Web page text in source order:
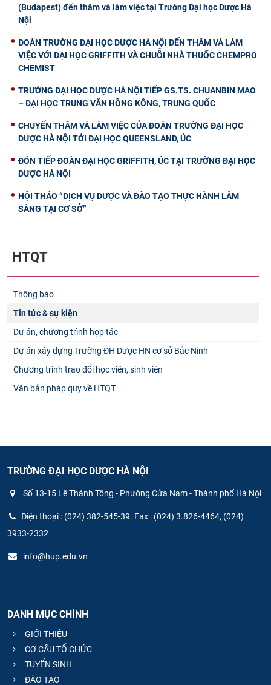
(Budapest) đến thăm và làm việc tại Trường Đại học Dược Hà
Nội
ĐOÀN TRƯỜNG ĐẠI HỌC DƯỢC HÀ NỘI ĐẾN THĂM VÀ LÀM
VIỆC VỚI ĐẠI HỌC GRIFFITH VÀ CHUỖI NHÀ THUỐC CHEMPRO
CHEMIST
TRƯỜNG ĐẠI HỌC DƯỢC HÀ NỘI TIẾP GS.TS. CHUANBIN MAO
– ĐẠI HỌC TRUNG VĂN HỒNG KÔNG, TRUNG QUỐC
CHUYẾN THĂM VÀ LÀM VIỆC CỦA ĐOÀN TRƯỜNG ĐẠI HỌC
DƯỢC HÀ NỘI TỚI ĐẠI HỌC QUEENSLAND, ÚC
ĐÓN TIẾP ĐOÀN ĐẠI HỌC GRIFFITH, ÚC TẠI TRƯỜNG ĐẠI HỌC
DƯỢC HÀ NỘI
HỘI THẢO “DỊCH VỤ DƯỢC VÀ ĐÀO TẠO THỰC HÀNH LÂM
SÀNG TẠI CƠ SỞ”
HTQT
Thông báo
Tin tức & sự kiện
Dự án, chương trình hợp tác
Dự án xây dựng Trường ĐH Dược HN cơ sở Bắc Ninh
Chương trình trao đổi học viên, sinh viên
Văn bản pháp quy về HTQT
TRƯỜNG ĐẠI HỌC DƯỢC HÀ NỘI
Số 13-15 Lê Thánh Tông - Phường Cửa Nam - Thành phố Hà Nội
Điện thoại : (024) 382-545-39. Fax : (024) 3.826-4464, (024)
3933-2332
info@hup.edu.vn
DANH MỤC CHÍNH
GIỚI THIỆU
CƠ CẤU TỔ CHỨC
TUYỂN SINH
ĐÀO TẠO